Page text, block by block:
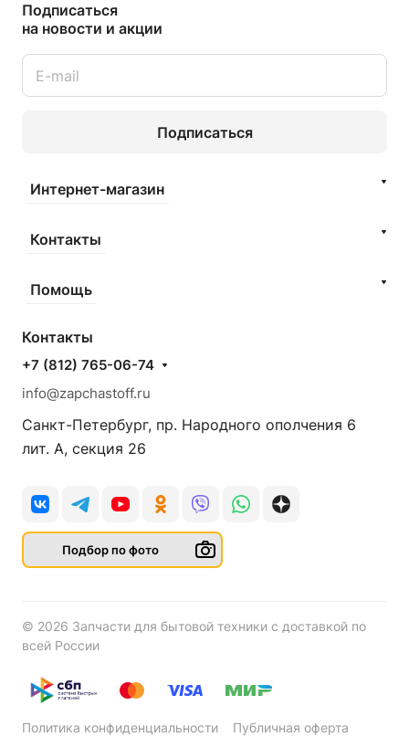
Подписаться
на новости и акции
Подписаться
Интернет-магазин
Контакты
Помощь
Контакты
+7 (812) 765-06-74
info@zapchastoff.ru
Санкт-Петербург, пр. Народного ополчения 6
лит. А, секция 26
Подбор по фото
© 2026 Запчасти для бытовой техники с доставкой по
всей России
Политика конфиденциальности Публичная оферта